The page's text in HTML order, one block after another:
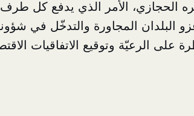
الحجازي، الأمر الذي يدفع كل
البلدان المجاورة والتدخّل في
الرعيّة وتوقيع الاتفاقيات